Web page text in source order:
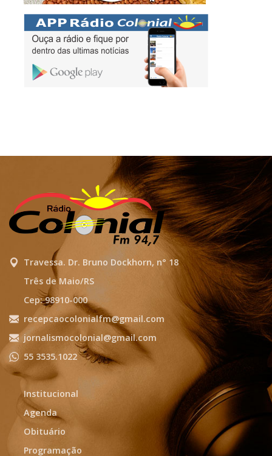
Travessa. Dr. Bruno Dockhorn, n° 18
Três de Maio/RS
Cep: 98910-000
recepcaocolonialfm@gmail.com
jornalismocolonial@gmail.com
55 3535.1022
Institucional
Agenda
Obituário
Programação